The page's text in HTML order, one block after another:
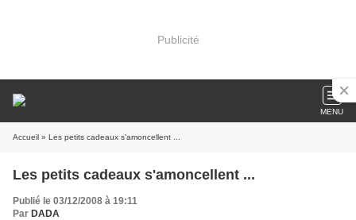
Publicité
MENU
Accueil » Les petits cadeaux s'amoncellent ...
Les petits cadeaux s'amoncellent ...
Publié le 03/12/2008 à 19:11
Par DADA